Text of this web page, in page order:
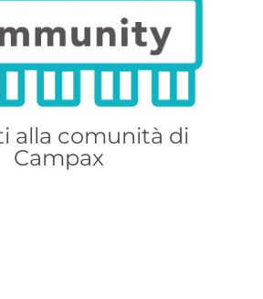
alla comunità di
Campax